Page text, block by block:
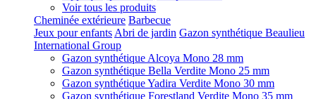
Voir tous les produits
Cheminée extérieure Barbecue
Jeux pour enfants Abri de jardin Gazon synthétique Beaulieu
International Group
Gazon synthétique Alcoya Mono 28 mm
Gazon synthétique Bella Verdite Mono 25 mm
Gazon synthétique Yadira Verdite Mono 30 mm
Gazon synthétique Forestland Verdite Mono 35 mm